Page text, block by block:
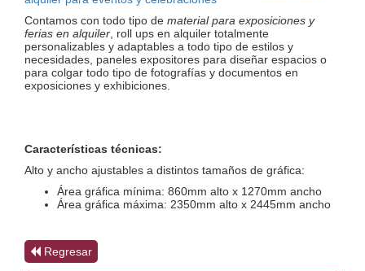
Contamos con todo tipo de material para exposiciones y
ferias en alquiler, roll ups en alquiler totalmente
personalizables y adaptables a todo tipo de estilos y
necesidades, paneles expositores para diseñar espacios o
para colgar todo tipo de fotografías y documentos en
exposiciones y exhibiciones.
Características técnicas:
Alto y ancho ajustables a distintos tamaños de gráfica:
Área gráfica mínima: 860mm alto x 1270mm ancho
Área gráfica máxima: 2350mm alto x 2445mm ancho
Regresar